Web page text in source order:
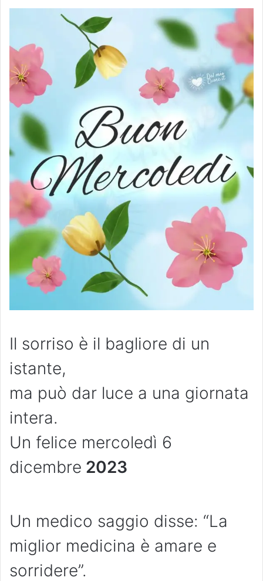
Il sorriso è il bagliore di un
istante,
ma può dar luce a una giornata
intera.
Un felice mercoledì 6
dicembre 2023
Un medico saggio disse: “La
miglior medicina è amare e
sorridere”.